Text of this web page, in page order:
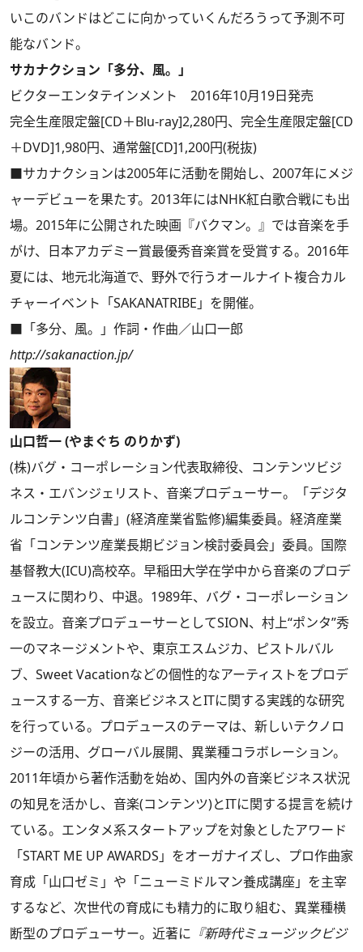
いこのバンドはどこに向かっていくんだろうって予測不可
能なバンド。
サカナクション「多分、風。」
ビクターエンタテインメント 2016年10月19日発売
完全生産限定盤[CD＋Blu-ray]2,280円、完全生産限定盤[CD
＋DVD]1,980円、通常盤[CD]1,200円(税抜)
■サカナクションは2005年に活動を開始し、2007年にメジ
ャーデビューを果たす。2013年にはNHK紅白歌合戦にも出
場。2015年に公開された映画『バクマン。』では音楽を手
がけ、日本アカデミー賞最優秀音楽賞を受賞する。2016年
夏には、地元北海道で、野外で行うオールナイト複合カル
チャーイベント「SAKANATRIBE」を開催。
■「多分、風。」作詞・作曲／山口一郎
http://sakanaction.jp/
山口哲一 (やまぐち のりかず)
(株)バグ・コーポレーション代表取締役、コンテンツビジ
ネス・エバンジェリスト、音楽プロデューサー。「デジタ
ルコンテンツ白書」(経済産業省監修)編集委員。経済産業
省「コンテンツ産業長期ビジョン検討委員会」委員。国際
基督教大(ICU)高校卒。早稲田大学在学中から音楽のプロデ
ュースに関わり、中退。1989年、バグ・コーポレーション
を設立。音楽プロデューサーとしてSION、村上“ポンタ”秀
一のマネージメントや、東京エスムジカ、ピストルバル
ブ、Sweet Vacationなどの個性的なアーティストをプロデ
ュースする一方、音楽ビジネスとITに関する実践的な研究
を行っている。プロデュースのテーマは、新しいテクノロ
ジーの活用、グローバル展開、異業種コラボレーション。
2011年頃から著作活動を始め、国内外の音楽ビジネス状況
の知見を活かし、音楽(コンテンツ)とITに関する提言を続け
ている。エンタメ系スタートアップを対象としたアワード
「START ME UP AWARDS」をオーガナイズし、プロ作曲家
育成「山口ゼミ」や「ニューミドルマン養成講座」を主宰
するなど、次世代の育成にも精力的に取り組む、異業種横
断型のプロデューサー。近著に 『新時代ミュージックビジ